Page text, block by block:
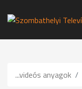
...videós anyagok